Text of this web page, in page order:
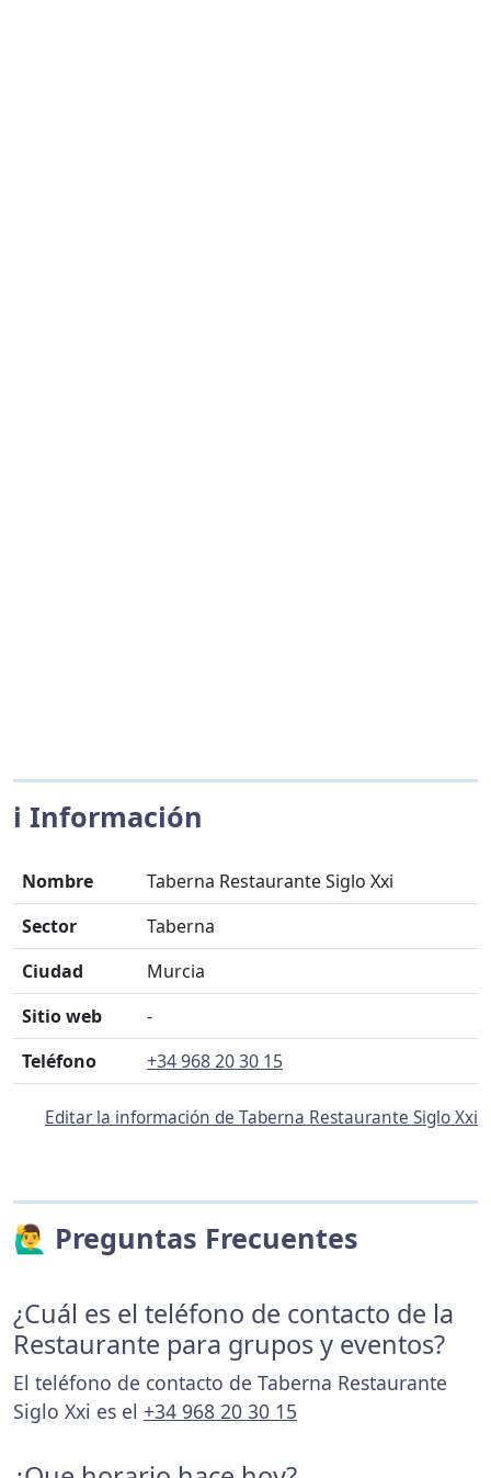
ℹ️ Información
Nombre
Taberna Restaurante Siglo Xxi
Sector
Taberna
Ciudad
Murcia
Sitio web
-
Teléfono
+34 968 20 30 15
Editar la información de Taberna Restaurante Siglo Xxi
🙋‍♂️ Preguntas Frecuentes
¿Cuál es el teléfono de contacto de la
Restaurante para grupos y eventos?
El teléfono de contacto de Taberna Restaurante
Siglo Xxi es el +34 968 20 30 15